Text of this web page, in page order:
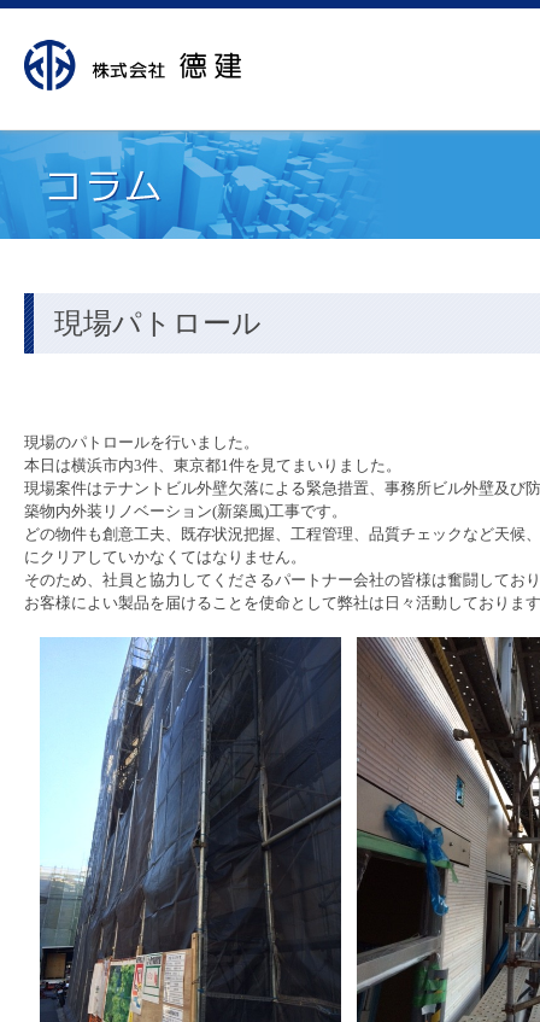
現場パトロール
現場のパトロールを行いました。
本日は横浜市内3件、東京都1件を見てまいりました。
現場案件はテナントビル外壁欠落による緊急措置、事務所ビル外壁及び
築物内外装リノベーション(新築風)工事です。
どの物件も創意工夫、既存状況把握、工程管理、品質チェックなど天候
にクリアしていかなくてはなりません。
そのため、社員と協力してくださるパートナー会社の皆様は奮闘してお
お客様によい製品を届けることを使命として弊社は日々活動しておりま